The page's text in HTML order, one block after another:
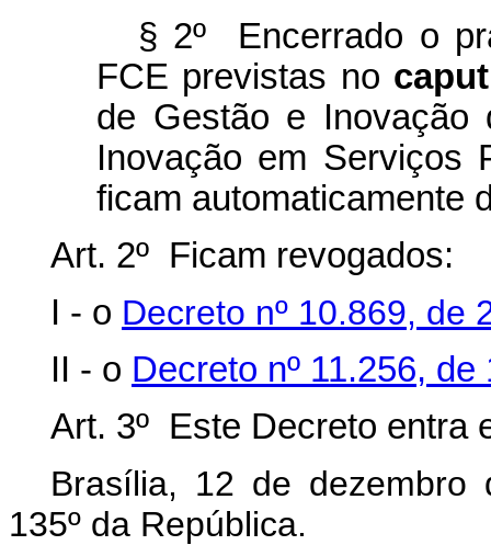
§ 2º Encerrado o
FCE previstas no caput
de Gestão e Inovação
Inovação em Serviços
ficam automaticamente
Art. 2º Ficam revogados:
I - o Decreto nº 10.869, de
II - o Decreto nº 11.256,
Art. 3º Este Decreto entra
Brasília, 12 de dezembro
135º da República.